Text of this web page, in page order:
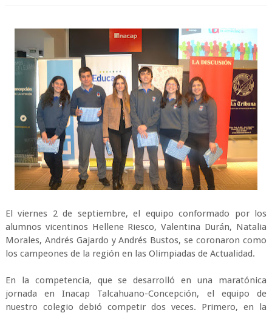
El viernes 2 de septiembre, el equipo conformado por los
alumnos vicentinos Hellene Riesco, Valentina Durán, Natalia
Morales, Andrés Gajardo y Andrés Bustos, se coronaron como
los campeones de la región en las Olimpiadas de Actualidad.
En la competencia, que se desarrolló en una maratónica
jornada en Inacap Talcahuano-Concepción, el equipo de
nuestro colegio debió competir dos veces. Primero, en la